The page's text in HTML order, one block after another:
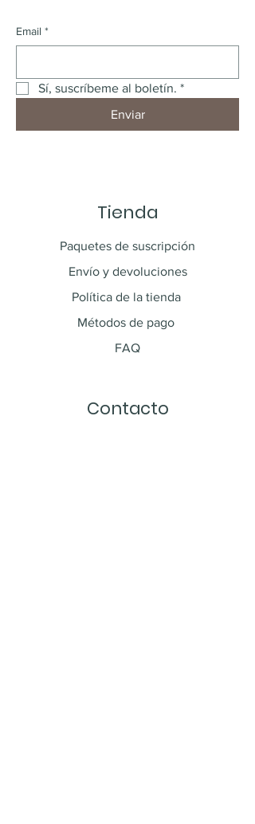
Email *
Sí, suscríbeme al boletín. *
Enviar
Tienda
Paquetes de suscripción
Envío y devoluciones
Política de la tienda
Métodos de pago
FAQ
Contacto